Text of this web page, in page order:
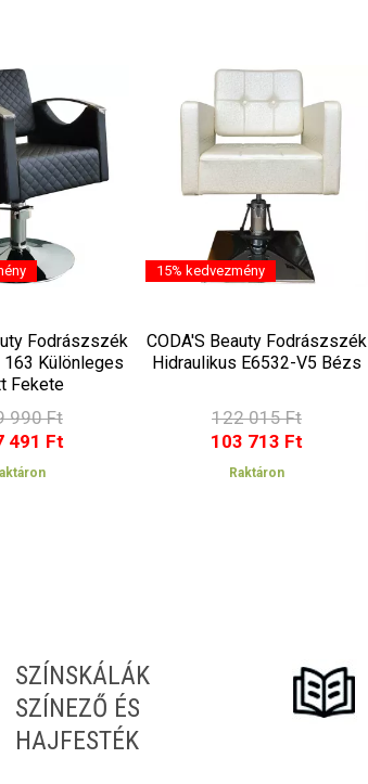
Fodrászszék
163 Különleges
Fekete
990 Ft
491 Ft
15% kedvezmény
CODA'S Beauty Fodrászszék
Hidraulikus E6532-V5 Bézs
122 015 Ft
103 713 Ft
Raktáron
SZÍNSKÁLÁK
SZÍNEZŐ ÉS
HAJFESTÉK